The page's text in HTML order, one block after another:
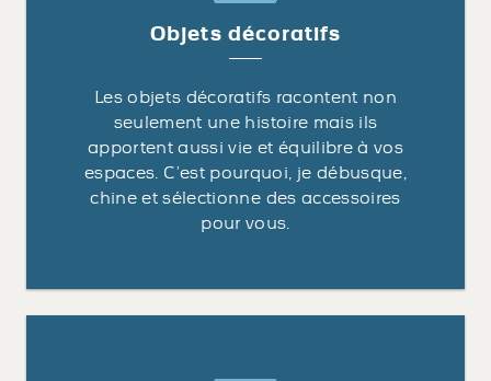
Objets décoratifs
Les objets décoratifs racontent non
seulement une histoire mais ils
apportent aussi vie et équilibre à vos
espaces. C’est pourquoi, je débusque,
chine et sélectionne des accessoires
pour vous.